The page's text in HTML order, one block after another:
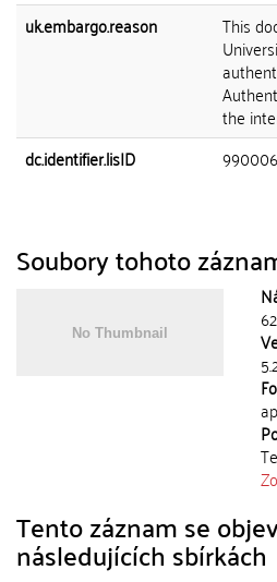
uk.embargo.reason
This
the
dc.identifier.lisID
Soubory tohoto
Tento záznam se
následujících sbírkách